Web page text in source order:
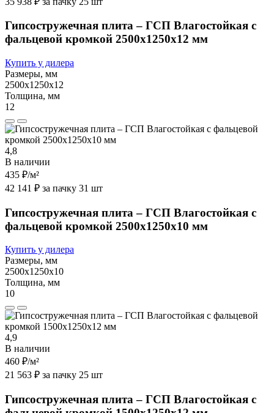
Гипсостружечная плита – ГСП Влагостойкая с
фальцевой кромкой 2500х1250х12 мм
Купить у дилера
Размеры, мм
2500х1250х12
Толщина, мм
12
4,8
В наличии
435 ₽/м²
42 141 ₽ за пачку 31 шт
Гипсостружечная плита – ГСП Влагостойкая с
фальцевой кромкой 2500х1250х10 мм
Купить у дилера
Размеры, мм
2500х1250х10
Толщина, мм
10
4,9
В наличии
460 ₽/м²
21 563 ₽ за пачку 25 шт
Гипсостружечная плита – ГСП Влагостойкая с